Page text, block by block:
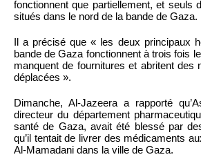
fonctionnent que partiellement, et seuls
situés dans le nord de la bande de Gaza.
Il a précisé que « les deux principaux
bande de Gaza fonctionnent à trois fois
manquent de fournitures et abritent des
déplacées ».
Dimanche, Al-Jazeera a rapporté
directeur du département
santé de Gaza, avait été blessé par
qu’il tentait de livrer des médicaments
Al-Mamadani dans la ville de Gaza.